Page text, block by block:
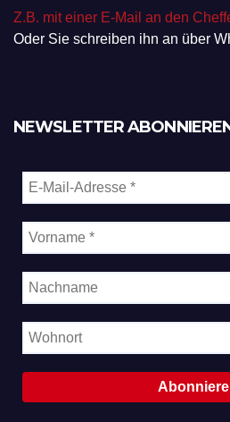
Z.B. mit einer E-Mail an den
Oder Sie schreiben ihn an über
NEWSLETTER